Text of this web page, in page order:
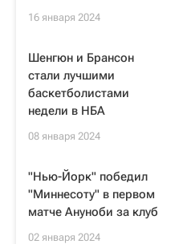
16 января 2024
Шенгюн и Брансон
стали лучшими
баскетболистами
недели в НБА
08 января 2024
"Нью-Йорк" победил
"Миннесоту" в первом
матче Ануноби за клуб
02 января 2024